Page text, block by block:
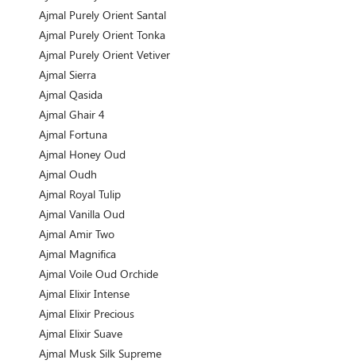
Ajmal Purely Orient Santal
Ajmal Purely Orient Tonka
Ajmal Purely Orient Vetiver
Ajmal Sierra
Ajmal Qasida
Ajmal Ghair 4
Ajmal Fortuna
Ajmal Honey Oud
Ajmal Oudh
Ajmal Royal Tulip
Ajmal Vanilla Oud
Ajmal Amir Two
Ajmal Magnifica
Ajmal Voile Oud Orchide
Ajmal Elixir Intense
Ajmal Elixir Precious
Ajmal Elixir Suave
Ajmal Musk Silk Supreme